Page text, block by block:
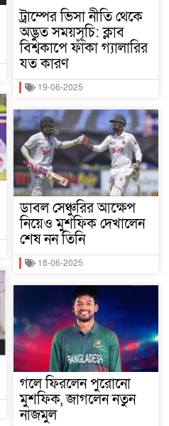
ট্রাম্পের ভিসা নীতি থেকে
অদ্ভুত সময়সূচি: ক্লাব
বিশ্বকাপে ফাঁকা গ্যালারির
যত কারণ
19-06-2025
ডাবল সেঞ্চুরির আক্ষেপ
নিয়েও মুশফিক দেখালেন
শেষ নন তিনি
18-06-2025
গলে ফিরলেন পুরোনো
মুশফিক, জাগলেন নতুন
নাজমুল